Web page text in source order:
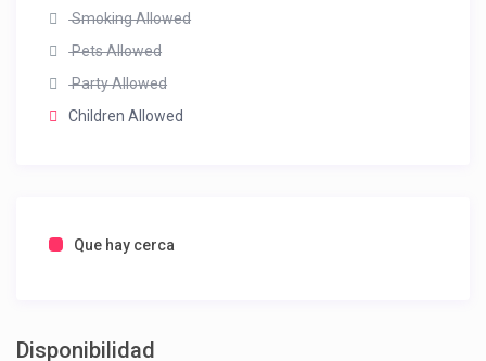
Smoking Allowed
Pets Allowed
Party Allowed
Children Allowed
Que hay cerca
Disponibilidad